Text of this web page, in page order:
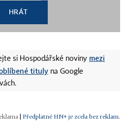
HRÁT
si Hospodářské noviny mezi
tituly na Google
Předplatné HN+ je zcela bez reklam.